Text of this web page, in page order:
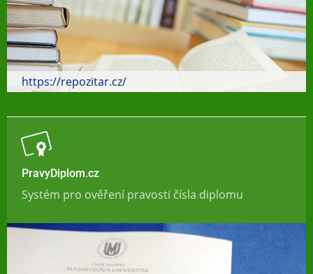
https://repozitar.cz/
PravyDiplom.cz
Systém pro ověření pravosti čísla diplomu